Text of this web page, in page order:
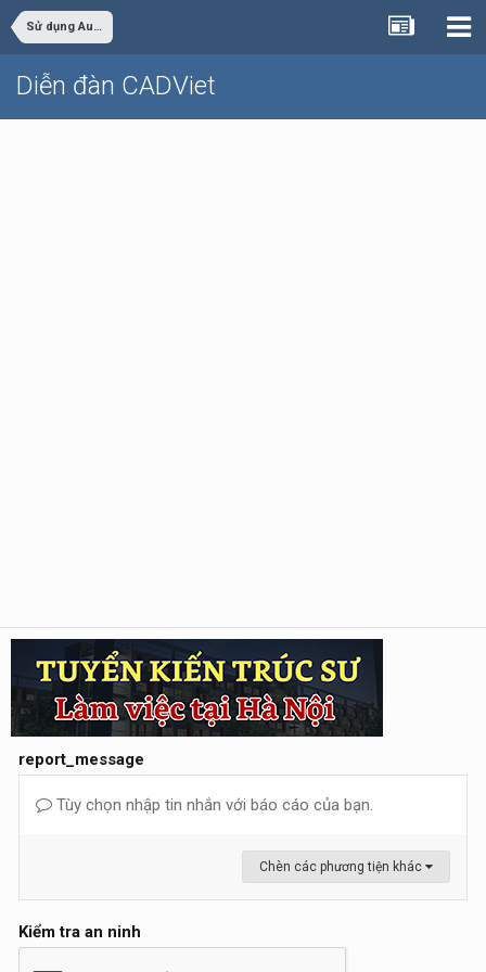
Sử dụng AutoCAD
Diễn đàn CADViet
report_message
Tùy chọn nhập tin nhắn với báo cáo của bạn.
Chèn các phương tiện khác
Kiểm tra an ninh